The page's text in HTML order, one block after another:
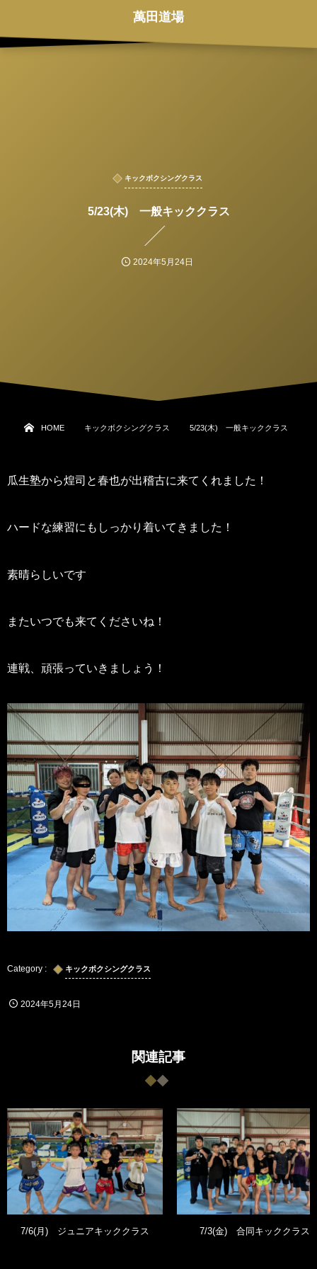
萬田道場
キックボクシングクラス
5/23(木) 一般キッククラス
2024年5月24日
HOME キックボクシングクラス 5/23(木) 一般キッククラス
瓜生塾から煌司と春也が出稽古に来てくれました！
ハードな練習にもしっかり着いてきました！
素晴らしいです
またいつでも来てくださいね！
連戦、頑張っていきましょう！
キックボクシングクラス
2024年5月24日
関連記事
7/6(月) ジュニアキッククラス 7/3(金) 合同キッククラス